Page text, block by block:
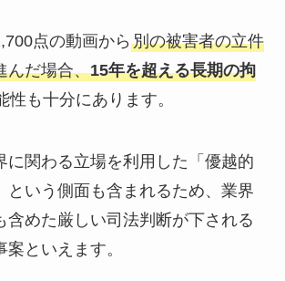
点の動画から 別の被害者の立件
んだ場合、15年を超える長期の拘
性も十分にあります。
に関わる立場を利用した「優越的
という側面も含まれるため、業界
含めた厳しい司法判断が下される
といえます。